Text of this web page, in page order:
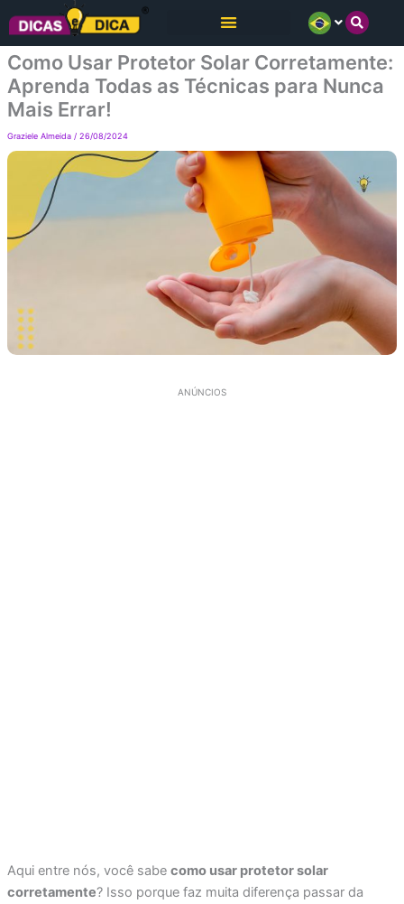
para
conteúdo
Como Usar Protetor Solar Corretamente:
Aprenda Todas as Técnicas para Nunca
Mais Errar!
Graziele Almeida / 26/08/2024
ANÚNCIOS
Aqui entre nós, você sabe como usar protetor solar
corretamente? Isso porque faz muita diferença passar da